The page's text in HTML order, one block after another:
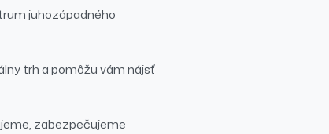
juhozápadného
trh a pomôžu vám nájsť
zabezpečujeme